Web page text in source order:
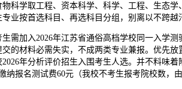
科学取工程、资本科学、科学、工程、生态
业按首选科目、再选科目分组，别离以不跨
加入2026年江苏省通俗高档学校同一入学
的材料必需失实，不成两类专业兼报。优先
年分析评价招生入围考生人选。并不料味
纳报名测试费60元（我校不考生报考院校数